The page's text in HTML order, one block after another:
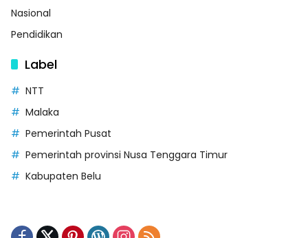
Nasional
Pendidikan
Label
NTT
Malaka
Pemerintah Pusat
Pemerintah provinsi Nusa Tenggara Timur
Kabupaten Belu